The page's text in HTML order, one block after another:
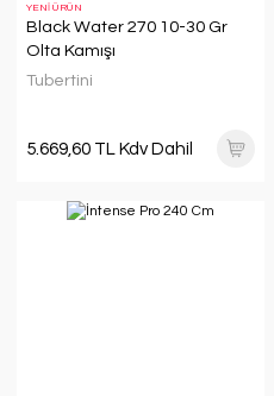
YENİ ÜRÜN
Black Water 270 10-30 Gr
Olta Kamışı
Tubertini
5.669,60 TL Kdv Dahil